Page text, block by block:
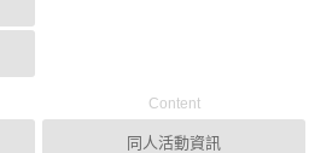
Content
同人活動資訊